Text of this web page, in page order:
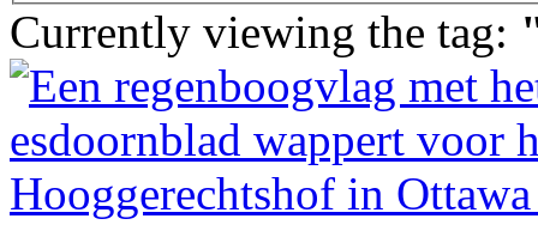
Currently viewing the tag: